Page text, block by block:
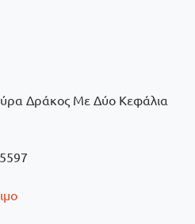
Δράκος Με Δύο Κεφάλια